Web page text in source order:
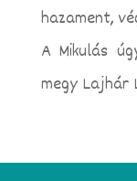
hazament,
A Mikulás
megy Lajhár